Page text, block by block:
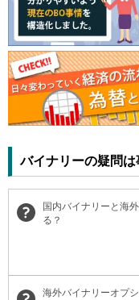
バイナリーの疑問は
国内バイナリーと海
る？
海外バイナリーオプ